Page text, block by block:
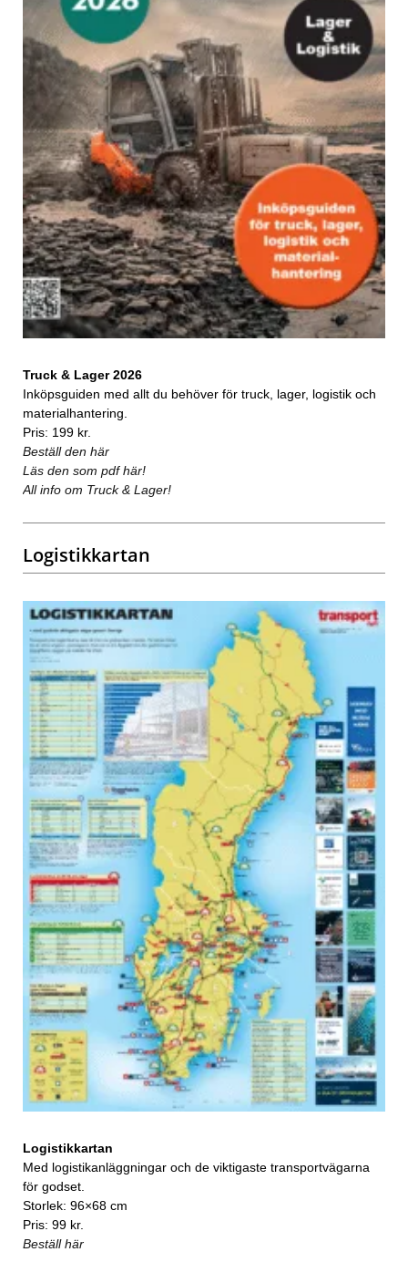
Truck & Lager 2026
Inköpsguiden med allt du behöver för truck, lager, logistik och
materialhantering.
Pris: 199 kr.
Beställ den här
Läs den som pdf här!
All info om Truck & Lager!
Logistikkartan
Logistikkartan
Med logistikanläggningar och de viktigaste transportvägarna
för godset.
Storlek: 96×68 cm
Pris: 99 kr.
Beställ här